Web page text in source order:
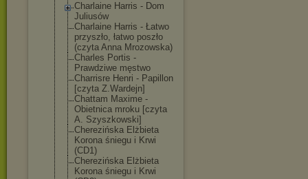
Charlaine Harris - Dom
Juliusów
Charlaine Harris - Łatwo
przyszło, łatwo poszło
(czyta Anna Mrozowska)
Charles Portis -
Prawdziwe męstwo
Charrisre Henri - Papillon
[czyta Z.Wardejn]
Chattam Maxime -
Obietnica mroku [czyta
A. Szyszkowski]
Cherezińska Elżbieta
Korona śniegu i Krwi
(CD1)
Cherezińska Elżbieta
Korona śniegu i Krwi